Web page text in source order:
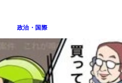
政治・国際